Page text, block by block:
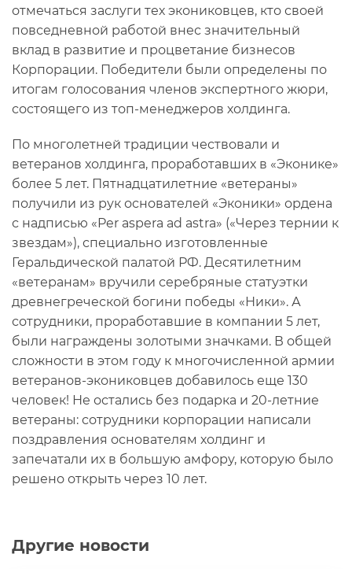
Другие новости
отмечаться заслуги тех экониковцев, кто своей
повседневной работой внес значительный
вклад в развитие и процветание бизнесов
Корпорации. Победители были определены по
итогам голосования членов экспертного жюри,
состоящего из топ-менеджеров холдинга.
По многолетней традиции чествовали и
ветеранов холдинга, проработавших в «Эконике»
более 5 лет. Пятнадцатилетние «ветераны»
получили из рук основателей «Эконики» ордена
с надписью «Per aspera ad astra» («Через тернии к
звездам»), специально изготовленные
Геральдической палатой РФ. Десятилетним
«ветеранам» вручили серебряные статуэтки
древнегреческой богини победы «Ники». А
сотрудники, проработавшие в компании 5 лет,
были награждены золотыми значками. В общей
сложности в этом году к многочисленной армии
ветеранов-экониковцев добавилось еще 130
человек! Не остались без подарка и 20-летние
ветераны: сотрудники корпорации написали
поздравления основателям холдинг и
запечатали их в большую амфору, которую было
решено открыть через 10 лет.